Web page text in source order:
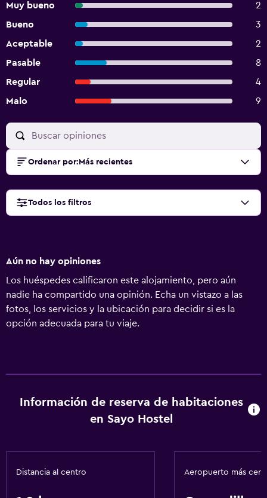
Muy bueno
2
Bueno
3
Aceptable
2
Pasable
8
Regular
4
Malo
9
Ordenar por: Más recientes
Todos los filtros
Aún no hay opiniones
Los huéspedes calificaron este alojamiento, pero aún
nadie ha compartido una opinión. Echa un vistazo a las
fotos, los servicios y la ubicación para decidir si es la
opción adecuada para tu viaje.
Información de reserva de habitaciones
en Sayo Hostel
Distancia al centro Aeropuerto más